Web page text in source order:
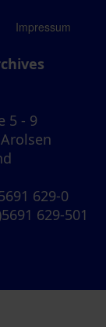
Impressum
5 - 9
629-0
629-501